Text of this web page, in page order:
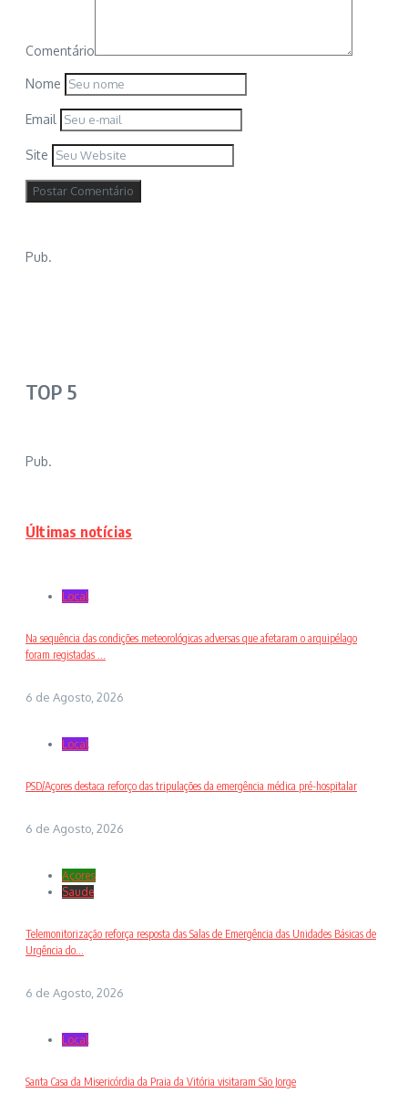
Comentário
Nome
Email
Site
Pub.
TOP 5
Pub.
Últimas notícias
Local
Na sequência das condições meteorológicas adversas que afetaram o arquipélago
foram registadas ...
6 de Agosto, 2026
Local
PSD/Açores destaca reforço das tripulações da emergência médica pré-hospitalar
6 de Agosto, 2026
Açores
Saude
Telemonitorização reforça resposta das Salas de Emergência das Unidades Básicas de
Urgência do...
6 de Agosto, 2026
Local
Santa Casa da Misericórdia da Praia da Vitória visitaram São Jorge